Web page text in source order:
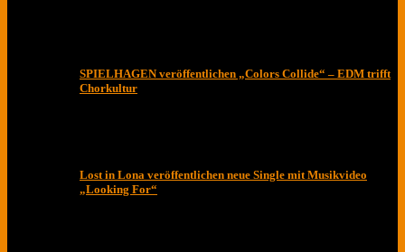
SPIELHAGEN veröffentlichen „Colors Collide“ – EDM trifft
Chorkultur
Lost in Lona veröffentlichen neue Single mit Musikvideo
„Looking For“